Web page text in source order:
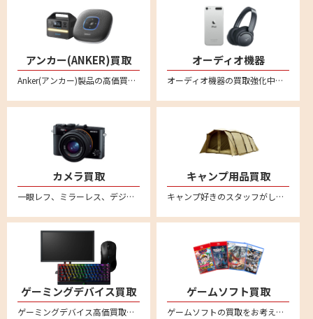
アンカー(ANKER)買取
Anker(アンカー)製品の高価買取ならリムーブ！新品はもちろん中古品もしっかり買い取ります。事前に金額のわかるLINE査定が便利！プロジェクターやプロジェクター、プロジェクター、ポータブル電源、スピーカー、ヘッドホン、イヤホン、ロボット掃除機、ヘッドセット、マイクなど様々なアンカー商品を宅配買取で売ることができます。
オーディオ機器
オーディオ機器の買取強化中。ヘッドセットやスピーカー・アンプ・プレーヤー・レコードプレーヤーなどあらゆるオーディオ機器の買取をおこなっております。音響関連の商品をリムーブへお売りください。全国対応の宅配買取サービスはこちら
カメラ買取
一眼レフ、ミラーレス、デジカメなど不要になったカメラの買取ならリムーブ。古いカメラもしっかり買い取ります。全国対応・送料無料の安心宅配査定。不要になったカメラをお売りください。
キャンプ用品買取
キャンプ好きのスタッフがしっかり買取ります。スノーピークやコールマンなど幅広いアウトドアブランドに対応。テントやタープ、ランタンなどのキャンプ用品を売るならリムーブへ。全国対応・送料無料の宅配査定はこちら
ゲーミングデバイス買取
ゲーミングデバイス高価買取。新品未使用品も中古品も幅広く買取ります。送料・査定料一切無料の宅配査定。ロジクールやレイザー、スティールシリーズ、ベンキュー、ダッキー、エイスース、ゼンエイムといった人気メーカー品のゲーミングマウスやキーボード、モニター、配信用マイク、プロコントローラー、アケコン、イヤホン、マウスパッド、ヘッドセット、プロジェクター、スピーカー等を中心に買取強化中
ゲームソフト買取
ゲームソフトの買取をお考えなら、まとめて箱に入れて送るだけ、送料無料・全国対応の便利な宅配買取サービス『reMOVE(リムーブ)』をご利用ください！ニンテンドー Switch（スイッチ/スイッチ2）、PS5（プレステ5）、PS4（プレステ4）など幅広く買取ります！ゲーム買取なら買取専門店リムーブにお任せください。